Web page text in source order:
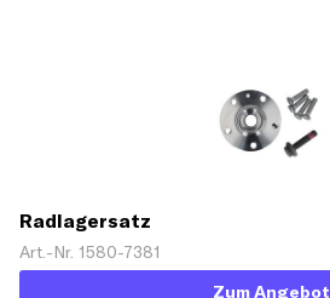
Radlagersatz
Art.-Nr. 1580-7381
Zum Angebot